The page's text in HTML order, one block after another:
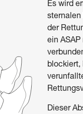
Es wird
sternalen
der
ein
blockiert,
Dieser